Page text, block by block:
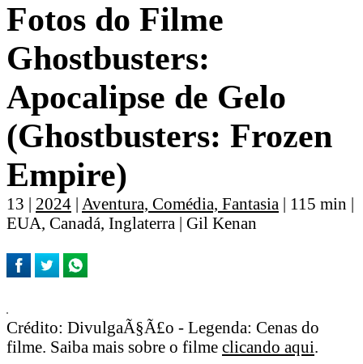
Fotos do Filme
Ghostbusters:
Apocalipse de Gelo
(Ghostbusters: Frozen
Empire)
13 | 2024 | Aventura, Comédia, Fantasia | 115 min |
EUA, Canadá, Inglaterra | Gil Kenan
Crédito: DivulgaÃ§Ã£o - Legenda: Cenas do
filme. Saiba mais sobre o filme clicando aqui.